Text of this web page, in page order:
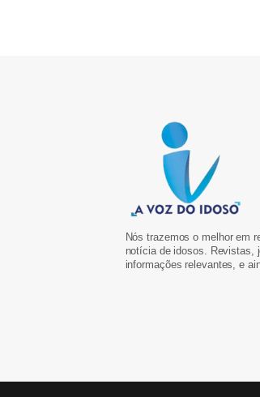
Nós trazemos o melhor em
notícia de idosos. Revistas,
informações relevantes, e